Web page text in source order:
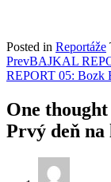
Posted in Reportáže
Post
navigation
PrevBAJKAL
REPORT 05: Bozk
One thought
Prvý deň na